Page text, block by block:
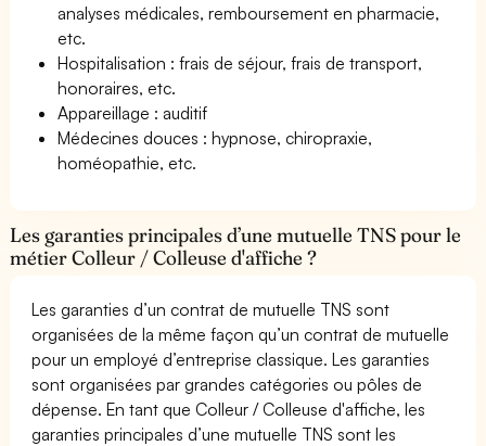
analyses médicales, remboursement en pharmacie,
etc.
Hospitalisation : frais de séjour, frais de transport,
honoraires, etc.
Appareillage : auditif
Médecines douces : hypnose, chiropraxie,
homéopathie, etc.
Les garanties principales d’une mutuelle TNS pour le
métier Colleur / Colleuse d'affiche ?
Les garanties d’un contrat de mutuelle TNS sont
organisées de la même façon qu’un contrat de mutuelle
pour un employé d’entreprise classique. Les garanties
sont organisées par grandes catégories ou pôles de
dépense. En tant que Colleur / Colleuse d'affiche, les
garanties principales d’une mutuelle TNS sont les